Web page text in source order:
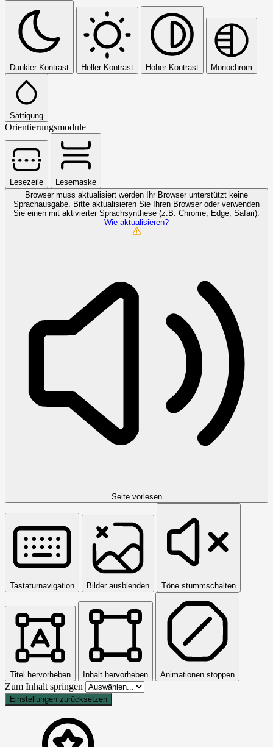
Dunkler Kontrast Heller Kontrast Hoher Kontrast Monochrom
Sättigung
Orientierungsmodule
Lesezeile
Lesemaske
Browser muss aktualisiert werden
Ihr Browser unterstützt keine
Sprachausgabe. Bitte aktualisieren Sie Ihren Browser oder verwenden
Sie einen mit aktivierter Sprachsynthese (z.B. Chrome, Edge, Safari).
Wie aktualisieren?
Seite vorlesen
Tastaturnavigation Bilder ausblenden Töne stummschalten
Titel hervorheben Inhalt hervorheben Animationen stoppen
Zum Inhalt springen
Einstellungen zurücksetzen